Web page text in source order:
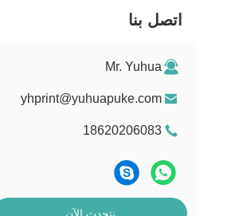
اتصل بنا
Mr. Yuhua
yhprint@yuhuapuke.com
18620206083